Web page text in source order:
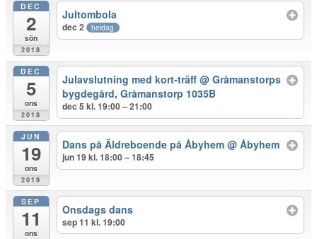
DEC
2
sön
2018
Jultombola
dec 2 heldag
DEC
5
ons
2018
Julavslutning med kort-träff@ Gråmanstorps
bygdegård, Gråmanstorp 1035B
dec 5 kl. 19:00 – 21:00
JUN
19
ons
2019
Dans på Äldreboende på Åbyhem@ Åbyhem
jun 19 kl. 18:00 – 18:45
SEP
11
ons
Onsdags dans
sep 11 kl. 19:00